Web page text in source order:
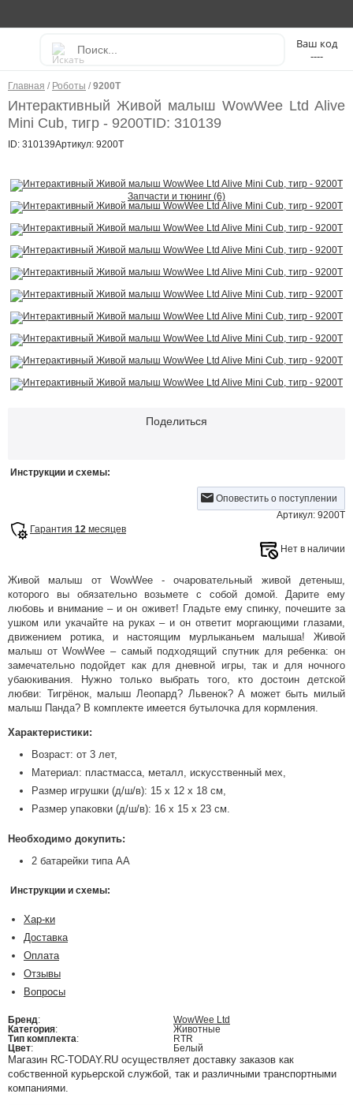
----
Главная / Роботы / 9200Т
Интерактивный Живой малыш WowWee Ltd Alive
Mini Cub, тигр - 9200ТID: 310139
ID: 310139Артикул: 9200Т
Запчасти и тюнинг (6)
Поделиться
Инструкции и схемы:
Оповестить о поступлении
Артикул: 9200Т
Гарантия 12 месяцев
Нет в наличии
Живой малыш от WowWee - очаровательный живой детеныш,
которого вы обязательно возьмете с собой домой. Дарите ему
любовь и внимание – и он оживет! Гладьте ему спинку, почешите за
ушком или укачайте на руках – и он ответит моргающими глазами,
движением ротика, и настоящим мурлыканьем малыша! Живой
малыш от WowWee – самый подходящий спутник для ребенка: он
замечательно подойдет как для дневной игры, так и для ночного
убаюкивания. Нужно только выбрать того, кто достоин детской
любви: Тигрёнок, малыш Леопард? Львенок? А может быть милый
малыш Панда? В комплекте имеется бутылочка для кормления.
Характеристики:
Возраст: от 3 лет,
Материал: пластмасса, металл, искусственный мех,
Размер игрушки (д/ш/в): 15 х 12 х 18 см,
Размер упаковки (д/ш/в): 16 х 15 х 23 см.
Необходимо докупить:
2 батарейки типа АА
Инструкции и схемы:
Хар-ки
Доставка
Оплата
Отзывы
Вопросы
Бренд:
WowWee Ltd
Категория:
Животные
Тип комплекта:
RTR
Цвет: Белый
Магазин RC-TODAY.RU осуществляет доставку заказов как
собственной курьерской службой, так и различными транспортными
компаниями.